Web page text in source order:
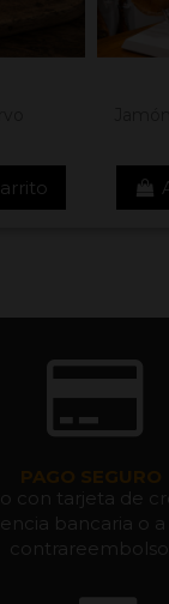
PAGO SEGURO
con tarjeta de
bancaria o a
contrareembolso.